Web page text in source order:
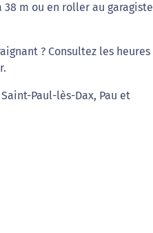
m ou en roller au garagiste
? Consultez les heures
Paul-lès-Dax, Pau et